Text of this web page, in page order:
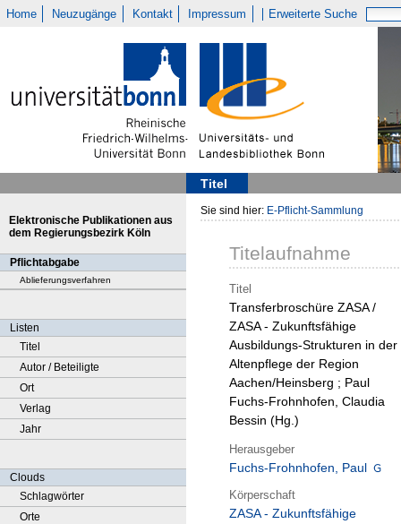
Home Neuzugänge Kontakt Impressum Erweiterte Suche
Titel
Elektronische Publikationen aus
dem Regierungsbezirk Köln
Pflichtabgabe
Ablieferungsverfahren
Listen
Titel
Autor / Beteiligte
Ort
Verlag
Jahr
Clouds
Schlagwörter
Orte
Sie sind hier: E-Pflicht-Sammlung
Titelaufnahme
Titel
Transferbroschüre ZASA /
ZASA - Zukunftsfähige
Ausbildungs-Strukturen in der
Altenpflege der Region
Aachen/Heinsberg ; Paul
Fuchs-Frohnhofen, Claudia
Bessin (Hg.)
Herausgeber
Fuchs-Frohnhofen, Paul
Körperschaft
ZASA - Zukunftsfähige